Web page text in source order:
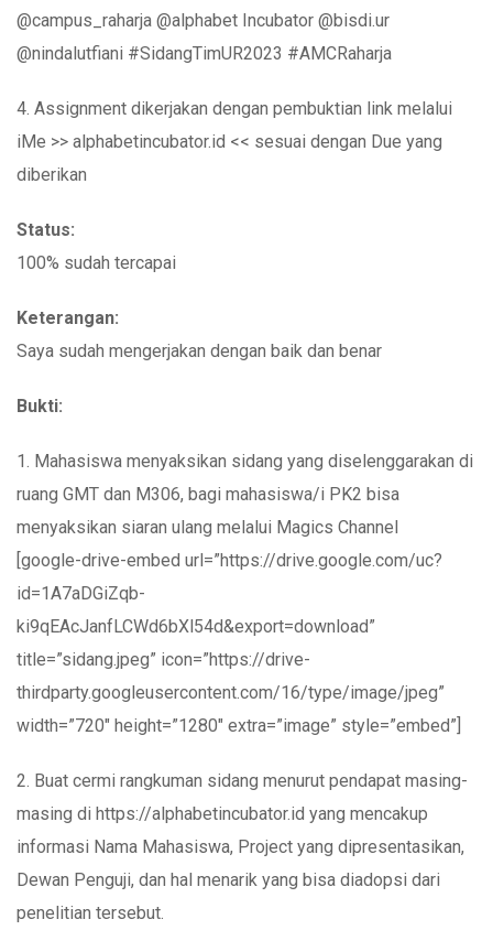
@campus_raharja @alphabet Incubator @bisdi.ur
@nindalutfiani #SidangTimUR2023 #AMCRaharja
4. Assignment dikerjakan dengan pembuktian link melalui
iMe >> alphabetincubator.id << sesuai dengan Due yang
diberikan
Status:
100% sudah tercapai
Keterangan:
Saya sudah mengerjakan dengan baik dan benar
Bukti:
1. Mahasiswa menyaksikan sidang yang diselenggarakan di
ruang GMT dan M306, bagi mahasiswa/i PK2 bisa
menyaksikan siaran ulang melalui Magics Channel
[google-drive-embed url=”https://drive.google.com/uc?
id=1A7aDGiZqb-
ki9qEAcJanfLCWd6bXl54d&export=download”
title=”sidang.jpeg” icon=”https://drive-
thirdparty.googleusercontent.com/16/type/image/jpeg”
width=”720″ height=”1280″ extra=”image” style=”embed”]
2. Buat cermi rangkuman sidang menurut pendapat masing-
masing di https://alphabetincubator.id yang mencakup
informasi Nama Mahasiswa, Project yang dipresentasikan,
Dewan Penguji, dan hal menarik yang bisa diadopsi dari
penelitian tersebut.